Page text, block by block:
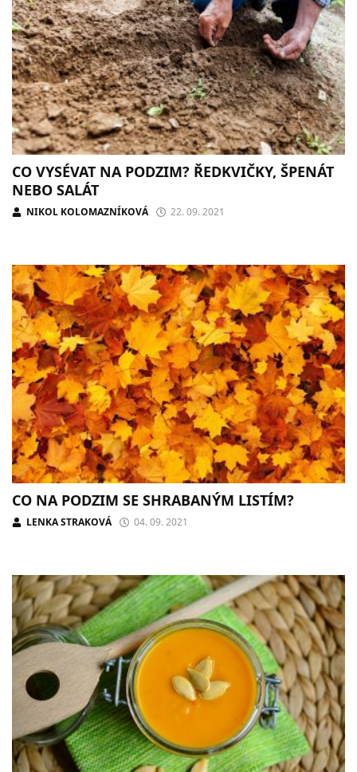
CO VYSÉVAT NA PODZIM? ŘEDKVIČKY, ŠPENÁT
NEBO SALÁT
NIKOL KOLOMAZNÍKOVÁ 22. 09. 2021
CO NA PODZIM SE SHRABANÝM LISTÍM?
LENKA STRAKOVÁ 04. 09. 2021